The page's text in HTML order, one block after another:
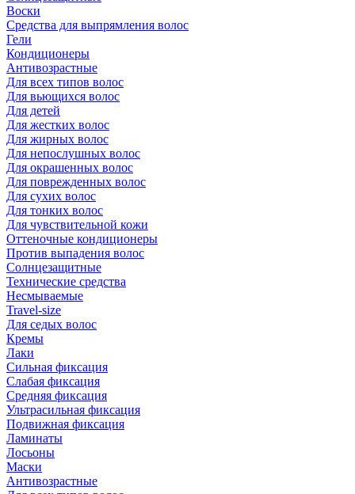
Воски
Средства для выпрямления волос
Гели
Кондиционеры
Антивозрастные
Для всех типов волос
Для вьющихся волос
Для детей
Для жестких волос
Для жирных волос
Для непослушных волос
Для окрашенных волос
Для поврежденных волос
Для сухих волос
Для тонких волос
Для чувствительной кожи
Оттеночные кондиционеры
Против выпадения волос
Солнцезащитные
Технические средства
Несмываемые
Travel-size
Для седых волос
Кремы
Лаки
Сильная фиксация
Слабая фиксация
Средняя фиксация
Ультрасильная фиксация
Подвижная фиксация
Ламинаты
Лосьоны
Маски
Антивозрастные